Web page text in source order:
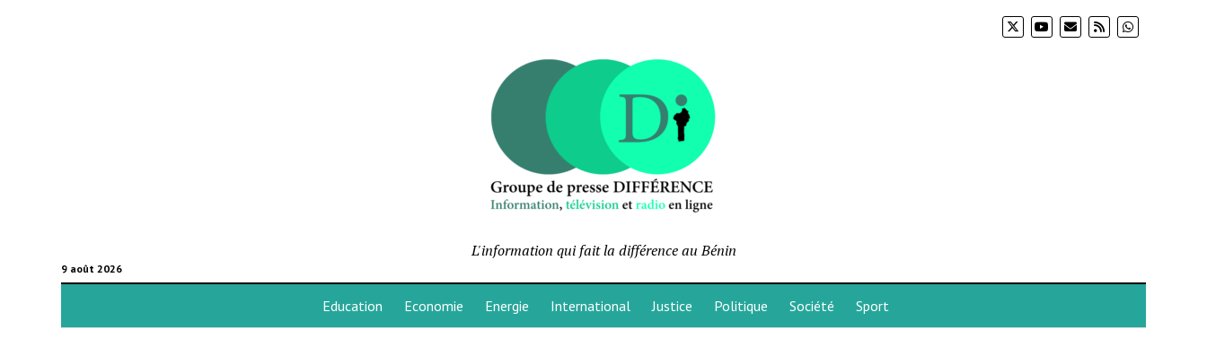
9 août 2026
L'information qui fait la différence au Bénin
Education Economie Energie International Justice Politique Société Sport